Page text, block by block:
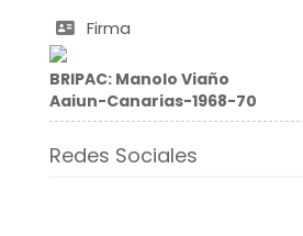
Firma
BRIPAC: Manolo Viaño
Aaiun-Canarias-1968-70
Redes Sociales